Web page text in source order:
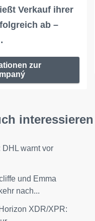
Verkauf ihrer
ab –
zur
interessieren
warnt vor
und Emma
nach...
XDR/XPR: